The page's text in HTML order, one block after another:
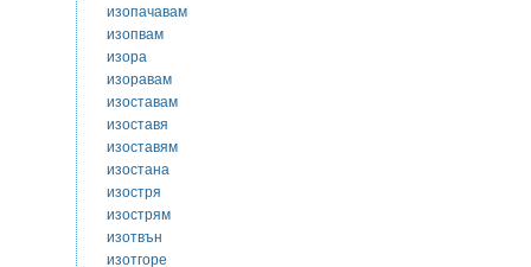
изопачавам
изопвам
изора
изоравам
изоставам
изоставя
изоставям
изостана
изостря
изострям
изотвън
изотгоре